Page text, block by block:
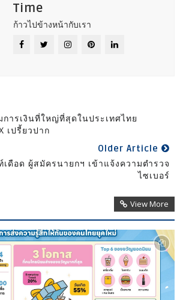
Time
ก้าวไปข้างหน้ากับเรา
ารเงินที่ใหญ่ที่สุดในประเทศไทย
เปรี้ยวปาก
Older Article
ดือด ผู้สมัครนายกฯ เข้าแจ้งความตำรวจ
ไซเบอร์
View More